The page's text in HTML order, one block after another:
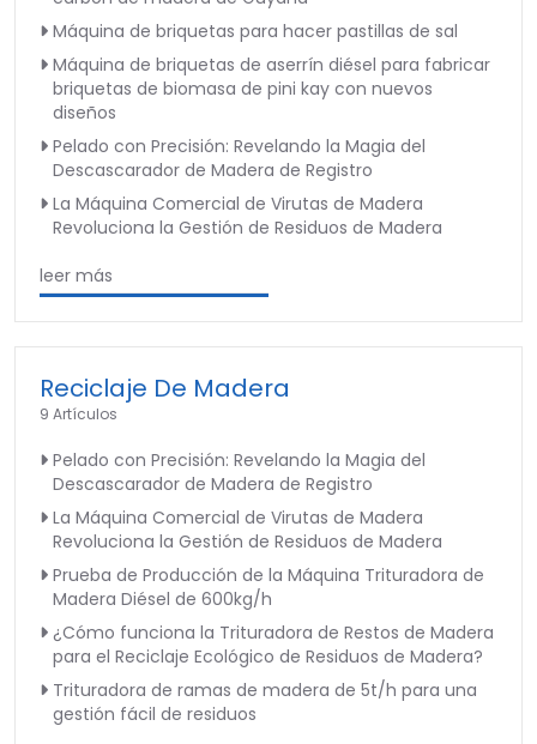
Máquina de briquetas para hacer pastillas de sal
Máquina de briquetas de aserrín diésel para fabricar
briquetas de biomasa de pini kay con nuevos
diseños
Pelado con Precisión: Revelando la Magia del
Descascarador de Madera de Registro
La Máquina Comercial de Virutas de Madera
Revoluciona la Gestión de Residuos de Madera
leer más
Reciclaje De Madera
9 Artículos
Pelado con Precisión: Revelando la Magia del
Descascarador de Madera de Registro
La Máquina Comercial de Virutas de Madera
Revoluciona la Gestión de Residuos de Madera
Prueba de Producción de la Máquina Trituradora de
Madera Diésel de 600kg/h
¿Cómo funciona la Trituradora de Restos de Madera
para el Reciclaje Ecológico de Residuos de Madera?
Trituradora de ramas de madera de 5t/h para una
gestión fácil de residuos